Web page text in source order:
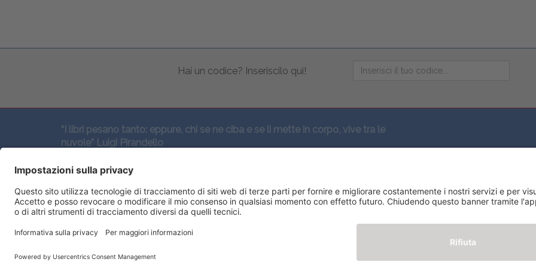
Hai un codice? Inseriscilo qui!
“I libri pesano tanto: eppure, chi se ne ciba e se li mette in corpo, vive tra le
nuvole” Luigi Pirandello
SEGUICI QUI: